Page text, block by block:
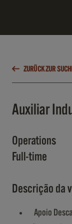
ZURÜCK ZUR
Auxiliar
Operations
Full-time
Descrição da
Apoio